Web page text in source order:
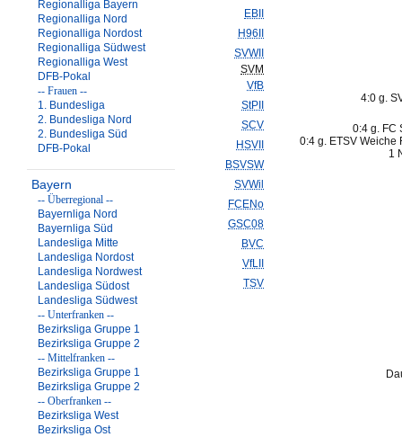
Regionalliga Bayern
Regionalliga Nord
Regionalliga Nordost
Regionalliga Südwest
Regionalliga West
DFB-Pokal
-- Frauen --
1. Bundesliga
2. Bundesliga Nord
2. Bundesliga Süd
DFB-Pokal
Bayern
-- Überregional --
Bayernliga Nord
Bayernliga Süd
Landesliga Mitte
Landesliga Nordost
Landesliga Nordwest
Landesliga Südost
Landesliga Südwest
-- Unterfranken --
Bezirksliga Gruppe 1
Bezirksliga Gruppe 2
-- Mittelfranken --
Bezirksliga Gruppe 1
Bezirksliga Gruppe 2
-- Oberfranken --
Bezirksliga West
Bezirksliga Ost
EBII
H96II
SVWII
SVM
VfB
StPII
SCV
HSVII
BSVSW
SVWil
FCENo
GSC08
BVC
VfLII
TSV
4:0 g.
0:4 g. FC
0:4 g. ETSV Weiche
1